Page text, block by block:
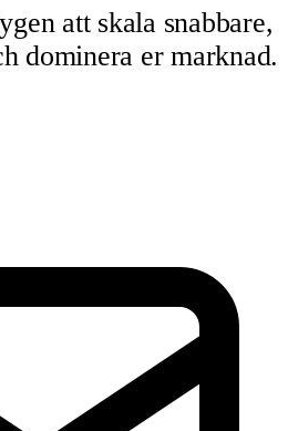
att skala snabbare,
dominera er marknad.